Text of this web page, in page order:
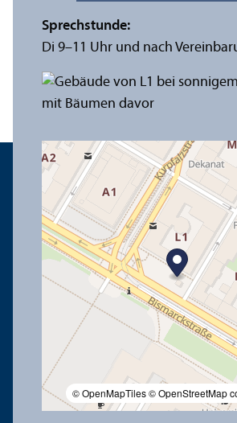
© OpenMapTiles© OpenStreetMap
Sprechstunde:
Di 9–11 Uhr und nach